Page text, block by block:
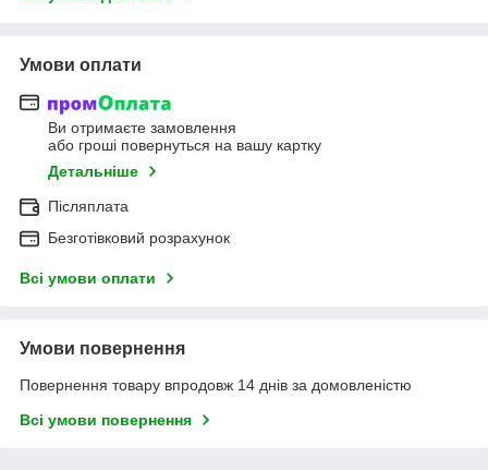
Умови оплати
Ви отримаєте замовлення
або гроші повернуться на вашу картку
Детальніше
Післяплата
Безготівковий розрахунок
Всі умови оплати
Умови повернення
Повернення товару впродовж 14 днів за домовленістю
Всі умови повернення